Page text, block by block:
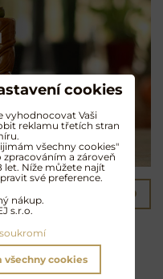
Následující produkt
produkty
cookies
vyhodnocovat Vaši
reklamu třetích stran
všechny cookies"
a zároveň
let. Níže můžete najít
své preference.
nákup.
s.r.o.
všechny cookies